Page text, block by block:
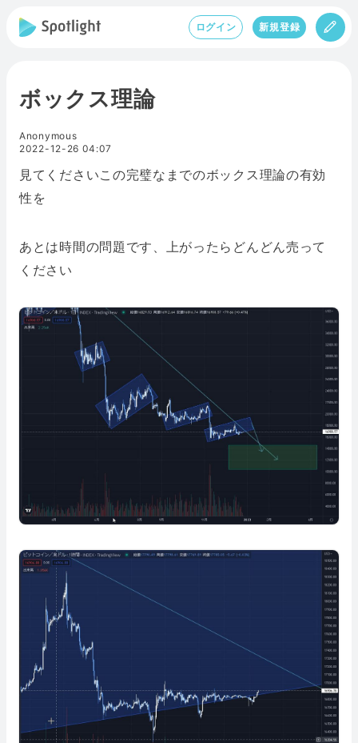
ログイン 新規登録
ボックス理論
Anonymous
2022-12-26 04:07
見てくださいこの完璧なまでのボックス理論の有効
性を
あとは時間の問題です、上がったらどんどん売って
ください